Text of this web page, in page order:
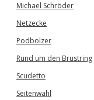
Michael Schröder
Netzecke
Podbolzer
Rund um den Brustring
Scudetto
Seitenwahl